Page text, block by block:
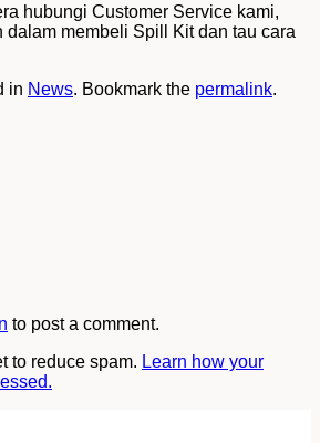
hubungi Customer Service kami,
dalam membeli Spill Kit dan tau cara
in News. Bookmark the permalink.
to post a comment.
to reduce spam. Learn how your